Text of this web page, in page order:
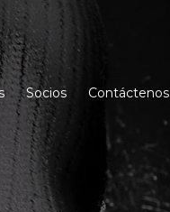
Socios Contáctenos